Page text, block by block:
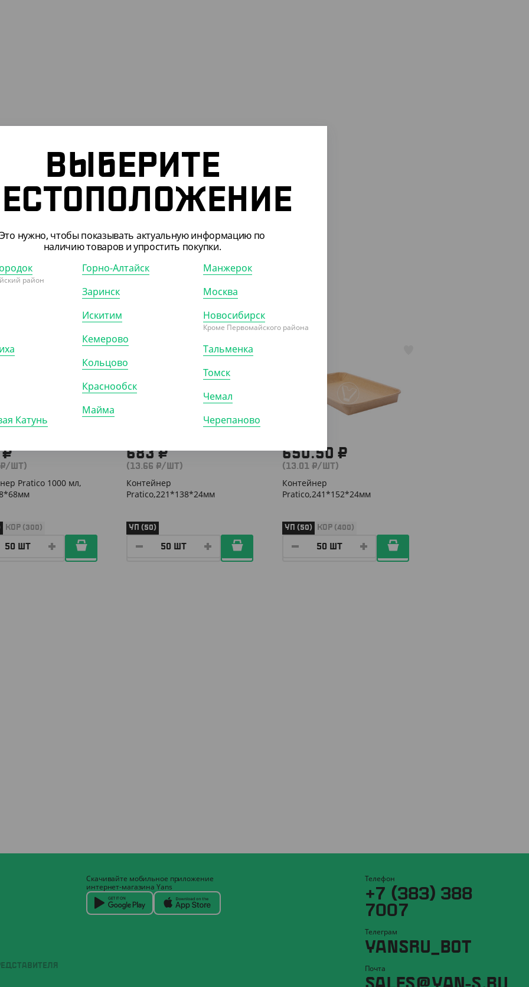
₽
₽/ШТ)
Pratico 1000 мл,
КОР (300)
683 ₽
(13.66 ₽/ШТ)
Контейнер
Pratico,221*138*24мм
УП (50)
650.50 ₽
(13.01 ₽/ШТ)
Контейнер
Pratico,241*152*24мм
УП (50) КОР (400)
Скачивайте мобильное приложение
интернет-магазина Yans
Телефон
+7 (383) 388
7007
Телеграм
YANSRU_BOT
Почта
SALES@YAN-S.RU
ВЫБЕРИТЕ
Это нужно, чтобы показывать актуальную информацию по
наличию товаров и упростить покупки.
район
Катунь
Горно-Алтайск
Заринск
Искитим
Кемерово
Кольцово
Краснообск
Майма
Манжерок
Москва
Новосибирск
Кроме Первомайского района
Тальменка
Томск
Чемал
Черепаново